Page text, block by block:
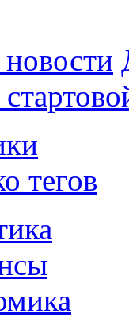
новости
тегов